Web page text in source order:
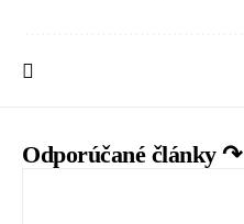
Odporúčané články ↷